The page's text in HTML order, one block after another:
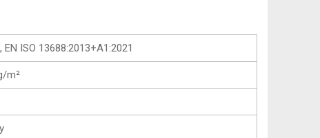
EN ISO 13688:2013+A1:2021
m²